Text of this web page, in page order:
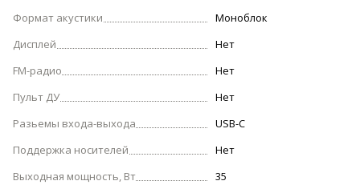
Формат акустики
Моноблок
Дисплей
Нет
FM-радио
Нет
Пульт ДУ
Нет
Разьемы входа-выхода
USB-С
Поддержка носителей
Нет
Выходная мощность, Вт
35